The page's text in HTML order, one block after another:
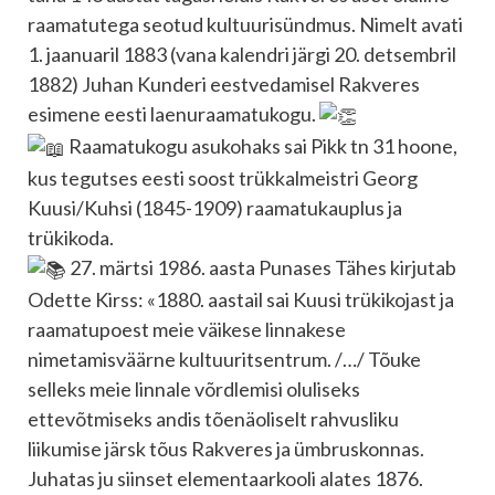
raamatutega seotud kultuurisündmus. Nimelt avati
1. jaanuaril 1883 (vana kalendri järgi 20. detsembril
1882) Juhan Kunderi eestvedamisel Rakveres
esimene eesti laenuraamatukogu.
Raamatukogu asukohaks sai Pikk tn 31 hoone,
kus tegutses eesti soost trükkalmeistri Georg
Kuusi/Kuhsi (1845-1909) raamatukauplus ja
trükikoda.
27. märtsi 1986. aasta Punases Tähes kirjutab
Odette Kirss: «1880. aastail sai Kuusi trükikojast ja
raamatupoest meie väikese linnakese
nimetamisväärne kultuuritsentrum. /…/ Tõuke
selleks meie linnale võrdlemisi oluliseks
ettevõtmiseks andis tõenäoliselt rahvusliku
liikumise järsk tõus Rakveres ja ümbruskonnas.
Juhatas ju siinset elementaarkooli alates 1876.